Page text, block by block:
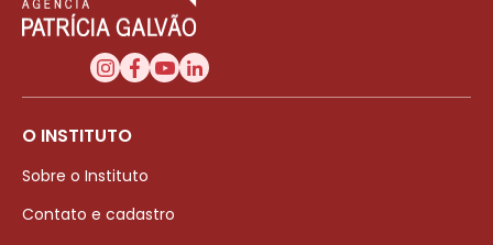
O INSTITUTO
Sobre o Instituto
Contato e cadastro